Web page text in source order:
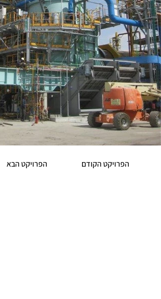
הפרויקט הבא הפרויקט הקודם